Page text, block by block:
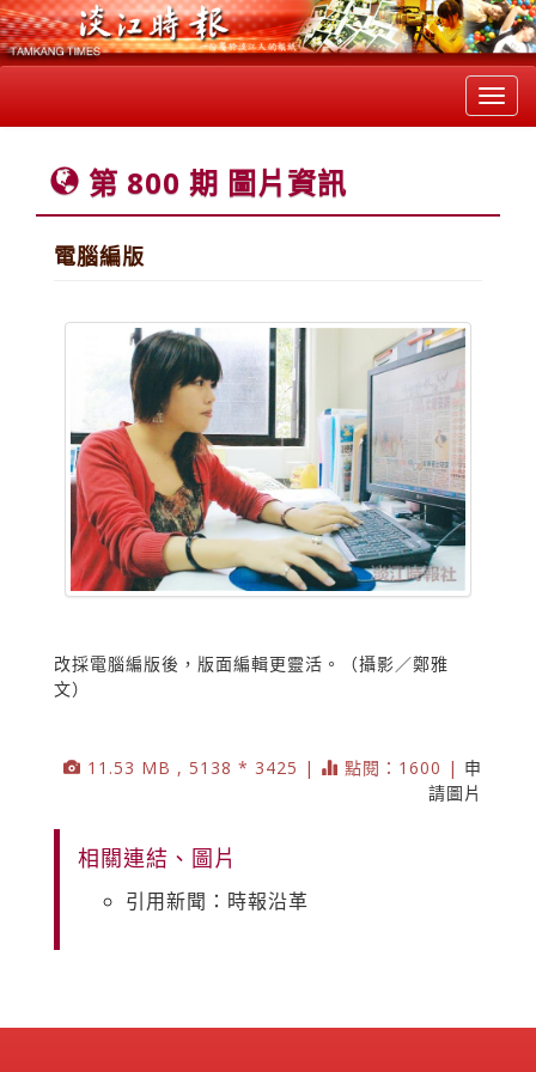
第 800 期 圖片資訊
電腦編版
改採電腦編版後，版面編輯更靈活。（攝影／鄭雅
文）
11.53 MB , 5138 * 3425 | 點閱：1600 | 申
請圖片
相關連結、圖片
引用新聞：時報沿革